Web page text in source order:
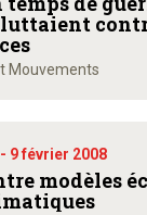
Mouvements
9 février 2008
modèles